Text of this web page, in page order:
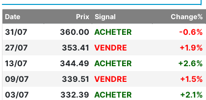
Date Prix Signal Change%
31/07 360.00 ACHETER -0.6%
27/07
353.41 VENDRE +1.9%
13/07
344.49 ACHETER +2.6%
09/07
339.51 VENDRE +1.5%
03/07
332.39 ACHETER +2.1%